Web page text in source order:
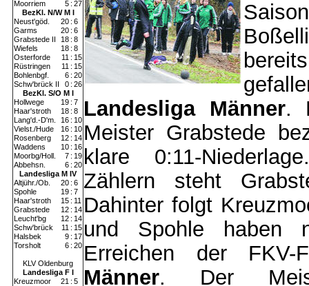
Moorriem
5 : 27
BezKl. N/W M I
Neust'göd.
20 : 6
Garms
20 : 6
Grabstede II
18 : 8
Wiefels
18 : 8
Osterforde
11 : 15
Rüstringen
11 : 15
Bohlenbgf.
6 : 20
Schw'brück II
0 : 26
BezKl. S/O M I
Hollwege
19 : 7
Haar'stroth
18 : 8
Lang'd.-D'm.
16 : 10
Vielst./Hude
16 : 10
Rosenberg
12 : 14
Waddens
10 : 16
Moorbg/Holl.
7 : 19
Abbehsn.
6 : 20
Landesliga M IV
Altjühr./Ob.
20 : 6
Spohle
19 : 7
Haar'stroth
15 : 11
Grabstede
12 : 14
Leucht'bg
12 : 14
Schw'brück
11 : 15
Halsbek
9 : 17
Torsholt
6 : 20
KLV Oldenburg
Landesliga F I
Kreuzmoor
21 : 5
Landesliga Männer.
Meister Grabstede
klare 0:11-
Zählern steht
Dahinter folgt
und Spohle haben
Erreichen der FKV-
Männer. Der